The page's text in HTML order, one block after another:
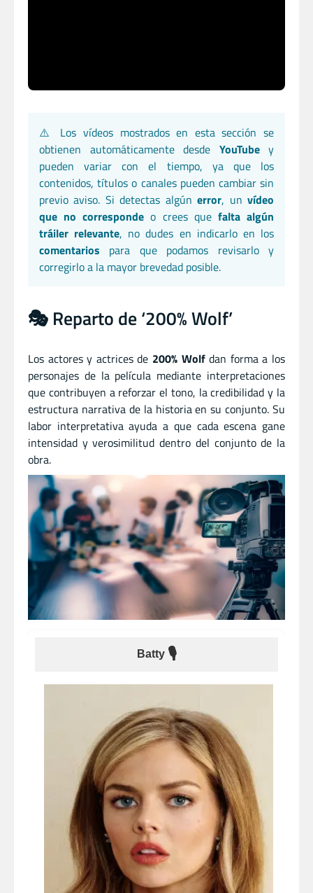
⚠️ Los vídeos mostrados en esta sección se
obtienen automáticamente desde YouTubey
pueden variar con el tiempo, ya que los
contenidos, títulos o canales pueden cambiar sin
previo aviso. Si detectas algúnerror, unvídeo
que no corresponde o crees que falta algún
tráiler relevante, no dudes en indicarlo en los
comentarios para que podamos revisarlo y
corregirlo a la mayor brevedad posible.
🎭 Reparto de ‘200% Wolf’
Los actores y actrices de 200% Wolfdan forma a los
personajes de la película mediante interpretaciones
que contribuyen a reforzar el tono, la credibilidad y la
estructura narrativa de la historia en su conjunto. Su
labor interpretativa ayuda a que cada escena gane
intensidad y verosimilitud dentro del conjunto de la
obra.
Batty 🎙